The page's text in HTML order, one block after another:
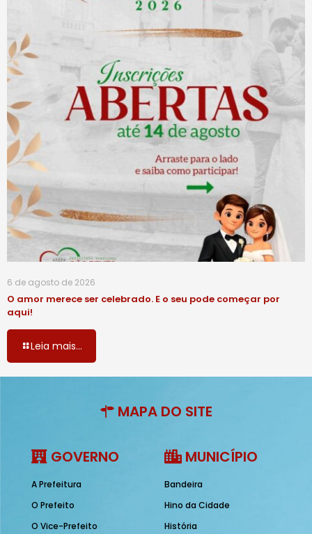
6 de agosto de 2026
O amor merece ser celebrado. E o seu pode começar por
aqui!
Leia mais...
MAPA DO SITE
GOVERNO
A Prefeitura
O Prefeito
O Vice-Prefeito
MUNICÍPIO
Bandeira
Hino da Cidade
História